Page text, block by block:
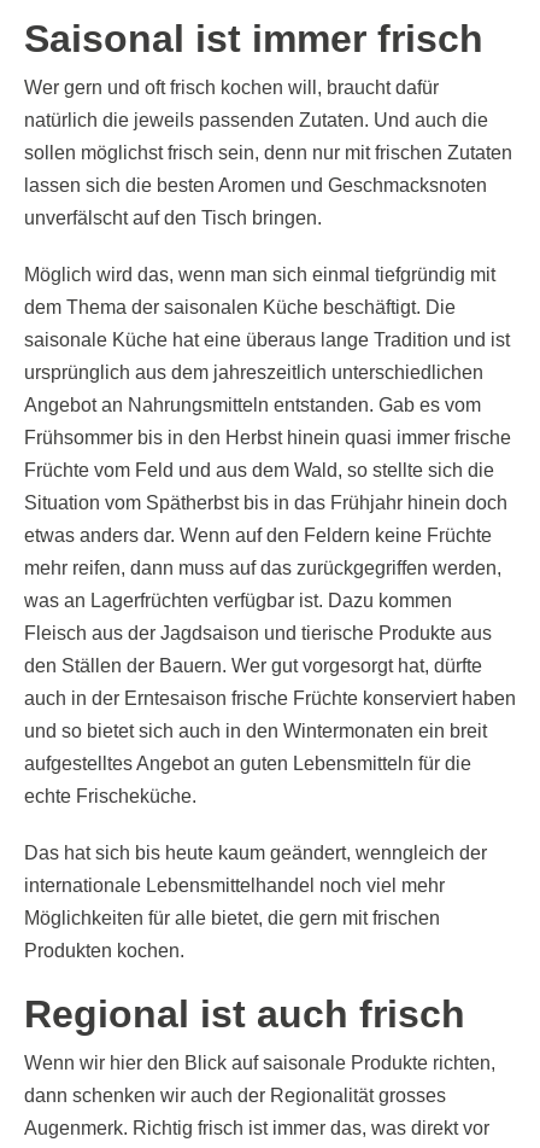
Saisonal ist immer frisch
Wer gern und oft frisch kochen will, braucht dafür
natürlich die jeweils passenden Zutaten. Und auch die
sollen möglichst frisch sein, denn nur mit frischen Zutaten
lassen sich die besten Aromen und Geschmacksnoten
unverfälscht auf den Tisch bringen.
Möglich wird das, wenn man sich einmal tiefgründig mit
dem Thema der saisonalen Küche beschäftigt. Die
saisonale Küche hat eine überaus lange Tradition und ist
ursprünglich aus dem jahreszeitlich unterschiedlichen
Angebot an Nahrungsmitteln entstanden. Gab es vom
Frühsommer bis in den Herbst hinein quasi immer frische
Früchte vom Feld und aus dem Wald, so stellte sich die
Situation vom Spätherbst bis in das Frühjahr hinein doch
etwas anders dar. Wenn auf den Feldern keine Früchte
mehr reifen, dann muss auf das zurückgegriffen werden,
was an Lagerfrüchten verfügbar ist. Dazu kommen
Fleisch aus der Jagdsaison und tierische Produkte aus
den Ställen der Bauern. Wer gut vorgesorgt hat, dürfte
auch in der Erntesaison frische Früchte konserviert haben
und so bietet sich auch in den Wintermonaten ein breit
aufgestelltes Angebot an guten Lebensmitteln für die
echte Frischeküche.
Das hat sich bis heute kaum geändert, wenngleich der
internationale Lebensmittelhandel noch viel mehr
Möglichkeiten für alle bietet, die gern mit frischen
Produkten kochen.
Regional ist auch frisch
Wenn wir hier den Blick auf saisonale Produkte richten,
dann schenken wir auch der Regionalität grosses
Augenmerk. Richtig frisch ist immer das, was direkt vor